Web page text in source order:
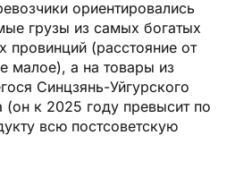
ориентировались
грузы из самых бога­тых
провинций (расстояние от
малое), а на товары из
Синцзянь-Уйгу­рского
(он к 2025 году превысит по
всю постсоветскую